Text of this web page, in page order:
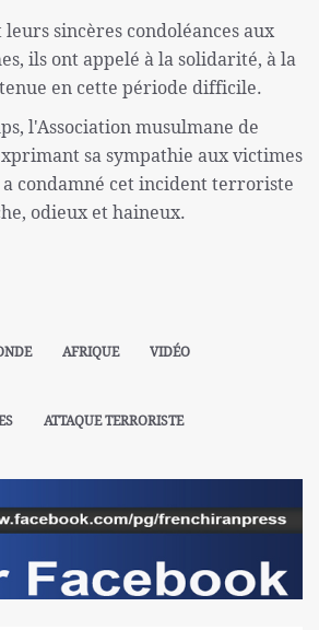
sincères condoléances aux
ils ont appelé à la solidarité, à la
en cette période difficile.
l'Association musulmane de
sa sympathie aux victimes
condamné cet incident terroriste
odieux et haineux.
AFRIQUE VIDÉO
ATTAQUE TERRORISTE